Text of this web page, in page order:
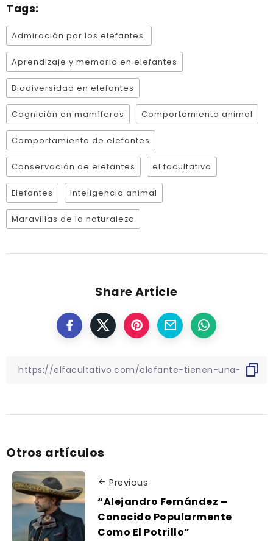
Tags:
Admiración por los elefantes.
Aprendizaje y memoria en elefantes
Biodiversidad en elefantes
Cognición en mamíferos Comportamiento animal
Comportamiento de elefantes
Conservación de elefantes el facultativo
Elefantes Inteligencia animal
Maravillas de la naturaleza
Share Article
Otros artículos
Previous
“Alejandro Fernández –
Conocido Popularmente
Como El Potrillo”